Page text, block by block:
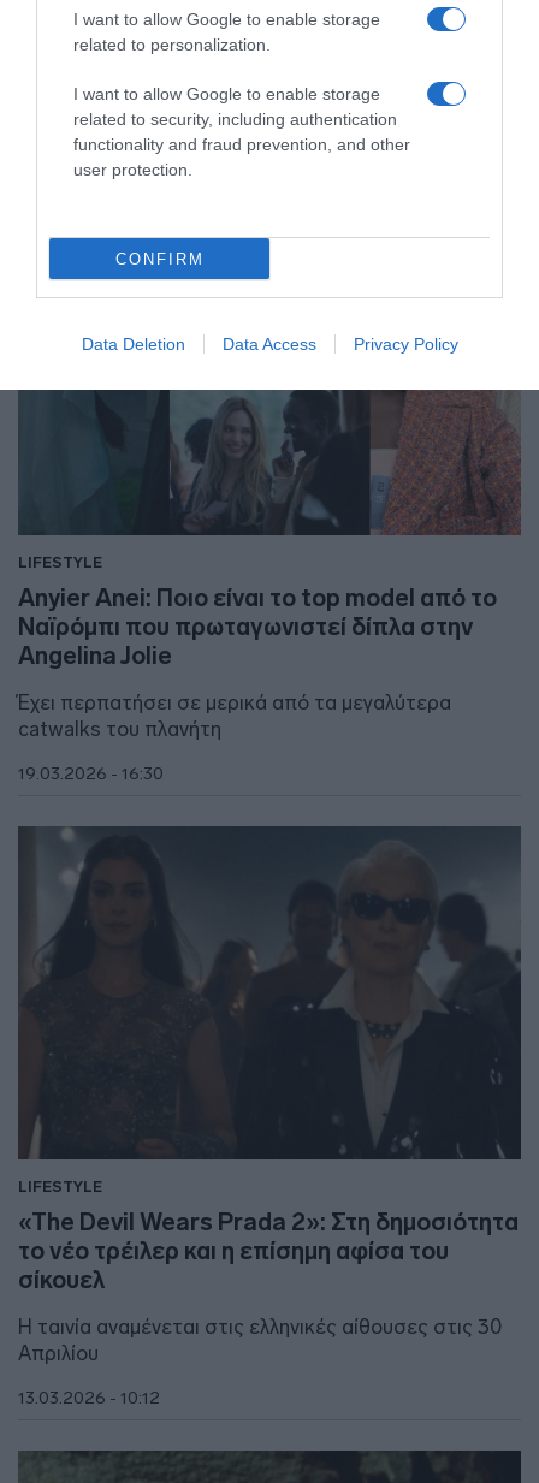
I want to allow Google to enable storage
related to personalization.
I want to allow Google to enable storage
related to security, including authentication
functionality and fraud prevention, and other
user protection.
CONFIRM
Data Deletion Data Access Privacy Policy
δεκαετίες πριν και έγινε ταινία
Πρόκειται για ένα ψυχολογικό θρίλερ, εμπνευσμένο
από την υπόθεση του Σορίν Ματέι
20.03.2026 - 11:30
LIFESTYLE
Anyier Anei: Ποιο είναι το top model από το
Ναϊρόμπι που πρωταγωνιστεί δίπλα στην
Angelina Jolie
Έχει περπατήσει σε μερικά από τα μεγαλύτερα
catwalks του πλανήτη
19.03.2026 - 16:30
LIFESTYLE
«The Devil Wears Prada 2»: Στη δημοσιότητα
το νέο τρέιλερ και η επίσημη αφίσα του
σίκουελ
Η ταινία αναμένεται στις ελληνικές αίθουσες στις 30
Απριλίου
13.03.2026 - 10:12